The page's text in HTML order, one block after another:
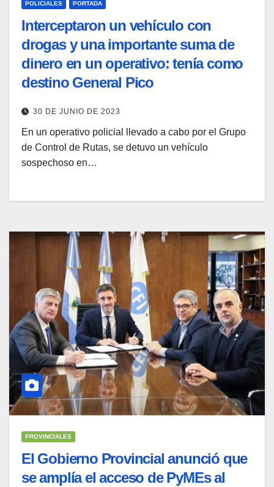
POLICIALES PORTADA
Interceptaron un vehículo con
drogas y una importante suma de
dinero en un operativo: tenía como
destino General Pico
30 DE JUNIO DE 2023
En un operativo policial llevado a cabo por el Grupo
de Control de Rutas, se detuvo un vehículo
sospechoso en…
PROVINCIALES
El Gobierno Provincial anunció que
se amplía el acceso de PyMEs al